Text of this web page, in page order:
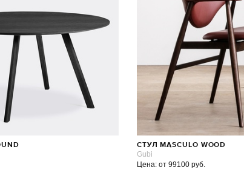
СТУЛ MASCULO WOOD
Gubi
Цена: от 99100 руб.